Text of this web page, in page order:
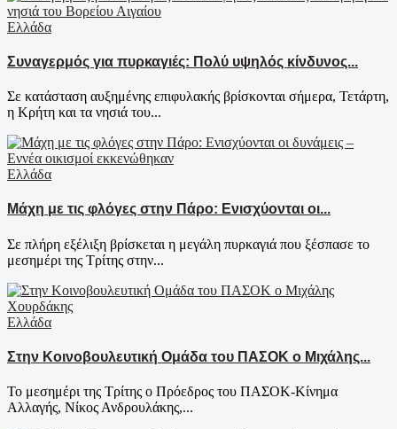
Ελλάδα
Συναγερμός για πυρκαγιές: Πολύ υψηλός κίνδυνος...
Σε κατάσταση αυξημένης επιφυλακής βρίσκονται σήμερα, Τετάρτη,
η Κρήτη και τα νησιά του...
Ελλάδα
Μάχη με τις φλόγες στην Πάρο: Ενισχύονται οι...
Σε πλήρη εξέλιξη βρίσκεται η μεγάλη πυρκαγιά που ξέσπασε το
μεσημέρι της Τρίτης στην...
Ελλάδα
Στην Κοινοβουλευτική Ομάδα του ΠΑΣΟΚ ο Μιχάλης...
Το μεσημέρι της Τρίτης ο Πρόεδρος του ΠΑΣΟΚ-Κίνημα
Αλλαγής, Νίκος Ανδρουλάκης,...